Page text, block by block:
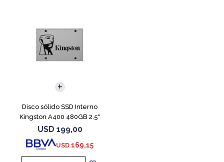
Disco sólido SSD Interno
Kingston A400 480GB 2.5"
SATA 3
USD 199,00
USD 169,15